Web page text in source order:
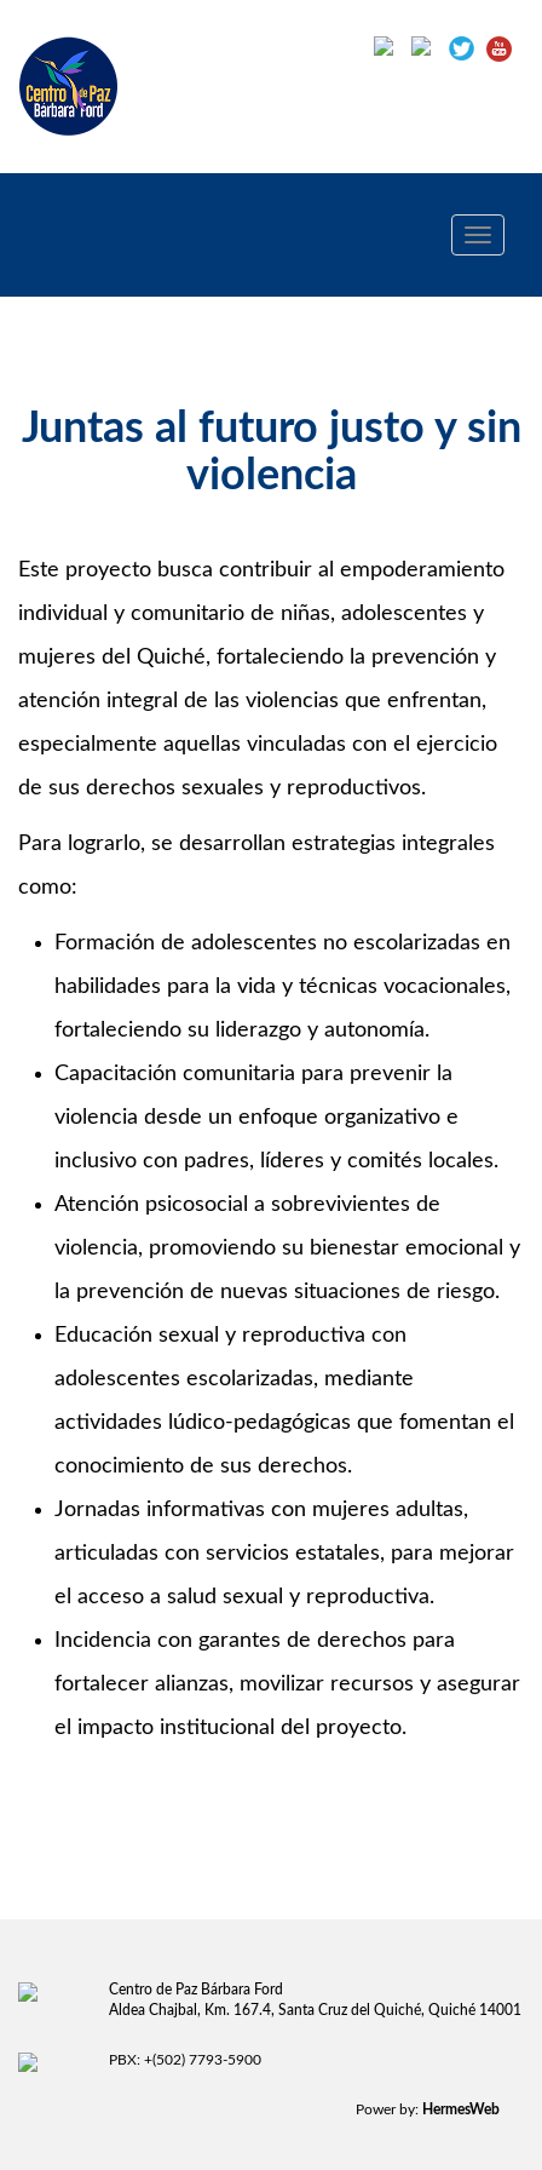
Toggle
Juntas al futuro justo y sin
violencia
Este proyecto busca contribuir al empoderamiento
individual y comunitario de niñas, adolescentes y
mujeres del Quiché, fortaleciendo la prevención y
atención integral de las violencias que enfrentan,
especialmente aquellas vinculadas con el ejercicio
de sus derechos sexuales y reproductivos.
Para lograrlo, se desarrollan estrategias integrales
como:
Formación de adolescentes no escolarizadas en
habilidades para la vida y técnicas vocacionales,
fortaleciendo su liderazgo y autonomía.
Capacitación comunitaria para prevenir la
violencia desde un enfoque organizativo e
inclusivo con padres, líderes y comités locales.
Atención psicosocial a sobrevivientes de
violencia, promoviendo su bienestar emocional y
la prevención de nuevas situaciones de riesgo.
Educación sexual y reproductiva con
adolescentes escolarizadas, mediante
actividades lúdico-pedagógicas que fomentan el
conocimiento de sus derechos.
Jornadas informativas con mujeres adultas,
articuladas con servicios estatales, para mejorar
el acceso a salud sexual y reproductiva.
Incidencia con garantes de derechos para
fortalecer alianzas, movilizar recursos y asegurar
el impacto institucional del proyecto.
Centro de Paz Bárbara Ford
Aldea Chajbal, Km. 167.4, Santa Cruz del Quiché, Quiché 14001
PBX: +(502) 7793-5900
Power by: HermesWeb